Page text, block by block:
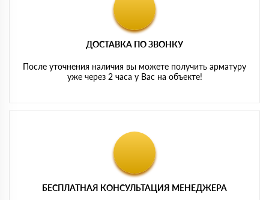
ДОСТАВКА ПО ЗВОНКУ
После уточнения наличия вы можете получить арматуру
уже через 2 часа у Вас на объекте!
БЕСПЛАТНАЯ КОНСУЛЬТАЦИЯ МЕНЕДЖЕРА